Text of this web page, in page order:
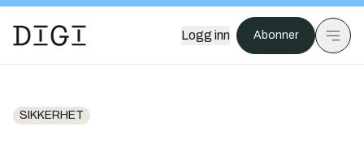
Logg inn Abonner
SIKKERHET